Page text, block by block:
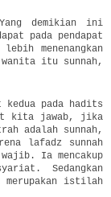
demikian ini
pada pendapat
menenangkan
itu sunnah,
kedua pada hadits
kita jawab, jika
adalah sunnah,
lafadz sunnah
Ia mencakup
Sedangkan
merupakan istilah